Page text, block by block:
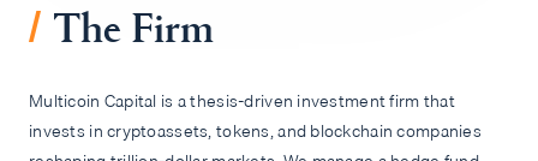
/ The Firm
Multicoin Capital is a thesis-driven investment firm that
invests in cryptoassets, tokens, and blockchain companies